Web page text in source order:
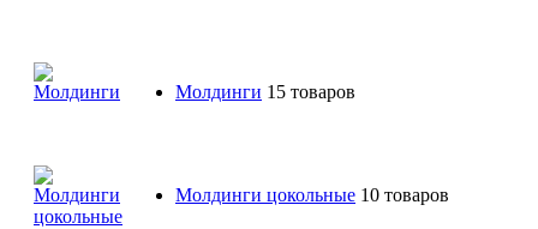
Молдинги 15 товаров
Молдинги цокольные 10 товаров